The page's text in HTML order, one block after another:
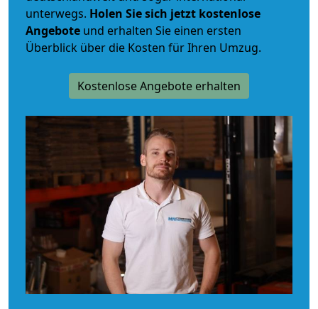
unterwegs. Holen Sie sich jetzt kostenlose
Angebote und erhalten Sie einen ersten
Überblick über die Kosten für Ihren Umzug.
Kostenlose Angebote erhalten